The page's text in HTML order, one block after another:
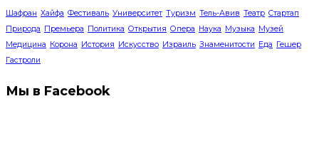
Шафран Хайфа Фестиваль Университет Туризм Тель-Авив Театр Стартап
Природа Премьера Политика Открытия Опера Наука Музыка Музей
Медицина Корона История Искусство Израиль Знаменитости Еда Гешер
Гастроли
Мы в Facebook